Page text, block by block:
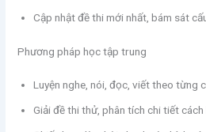
Cập nhật đề thi mới nhất, bám sát
Phương pháp học tập trung
Luyện nghe, nói, đọc, viết theo từng
Giải đề thi thử, phân tích chi tiết cách